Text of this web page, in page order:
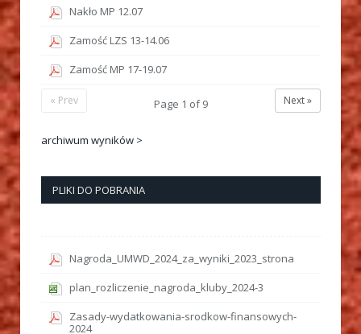
Nakło MP 12.07
Zamość LZS 13-14.06
Zamość MP 17-19.07
Next »
Page 1 of9
« Prev
archiwum wyników >
PLIKI DO POBRANIA
Nagroda_UMWD_2024_za_wyniki_2023_strona
plan_rozliczenie_nagroda_kluby_2024-3
Zasady-wydatkowania-srodkow-finansowych-
2024